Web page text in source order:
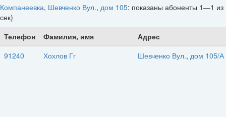
Компанеевка, Шевченко Вул., дом 105: показаны абоненты 1—1 из
сек)
Телефон
Фамилия, имя
Адрес
91240
Хохлов Гг Шевченко Вул., дом 105/А